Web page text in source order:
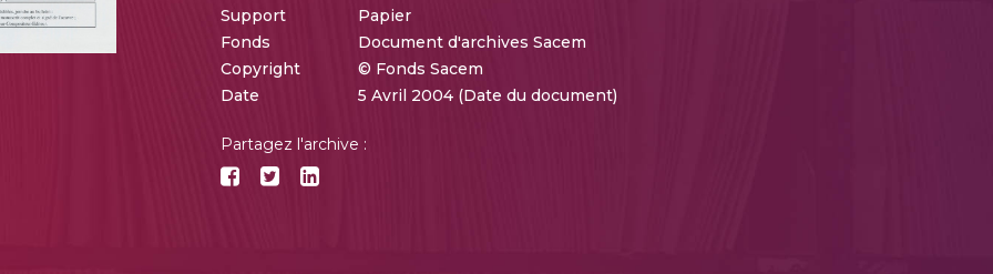
Support
Papier
Fonds
Document d'archives Sacem
Copyright
© Fonds Sacem
Date
5 Avril 2004 (Date du document)
Partagez l'archive :